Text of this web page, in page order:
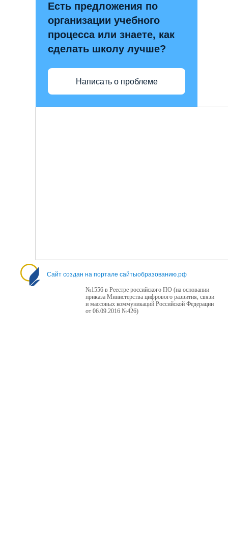
Есть предложения по
организации учебного
процесса или знаете, как
сделать школу лучше?
Написать о проблеме
Сайт создан на портале сайтыобразованию.рф
№1556 в Реестре российского ПО (на основании
приказа Министерства цифрового развития, связи
и массовых коммуникаций Российской Федерации
от 06.09.2016 №426)